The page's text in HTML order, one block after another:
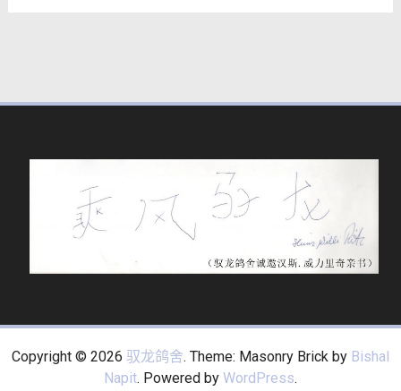
Copyright © 2026 驭龙鸽舍. Theme: Masonry Brick by Bishal
Napit. Powered by WordPress.